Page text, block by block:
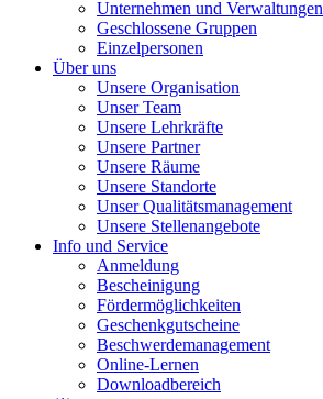
Unternehmen und Verwaltungen
Geschlossene Gruppen
Einzelpersonen
Über uns
Unsere Organisation
Unser Team
Unsere Lehrkräfte
Unsere Partner
Unsere Räume
Unsere Standorte
Unser Qualitätsmanagement
Unsere Stellenangebote
Info und Service
Anmeldung
Bescheinigung
Fördermöglichkeiten
Geschenkgutscheine
Beschwerdemanagement
Online-Lernen
Downloadbereich